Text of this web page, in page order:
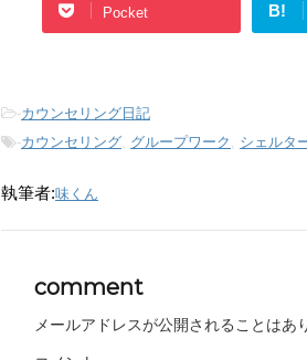
Pocket B!
-カウンセリング日記
-カウンセリング, グループワーク , シェルタ
執筆者:味くん
comment
メールアドレスが公開されることはあ